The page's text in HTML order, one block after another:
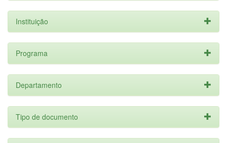
Instituição
Programa
Departamento
Tipo de documento